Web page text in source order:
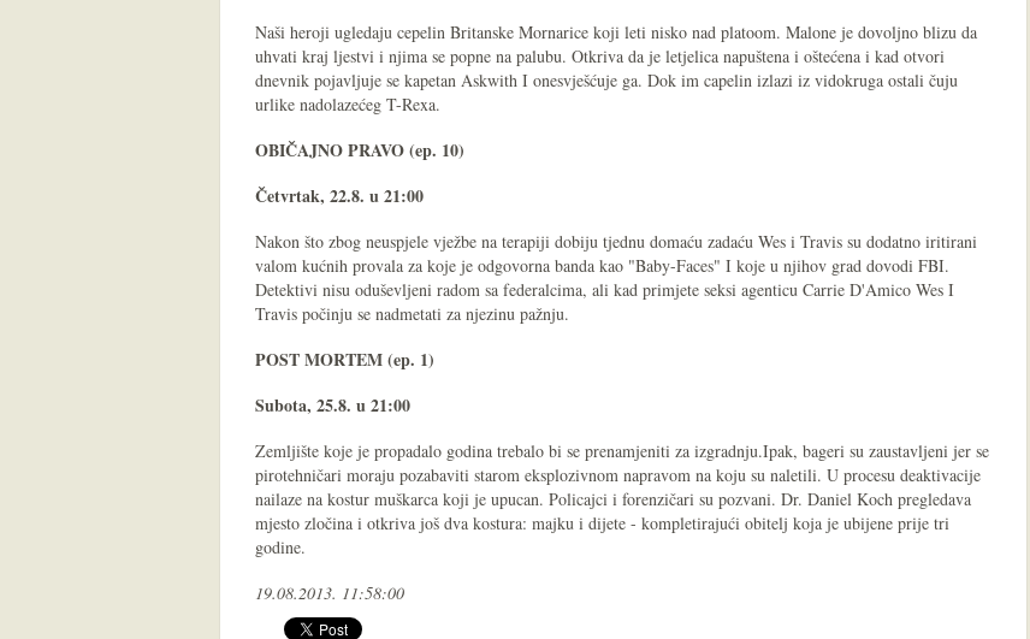
Naši heroji ugledaju cepelin Britanske Mornarice koji leti nisko nad platoom. Malone je dovoljno blizu da
uhvati kraj ljestvi i njima se popne na palubu. Otkriva da je letjelica napuštena i oštećena i kad otvori
dnevnik pojavljuje se kapetan Askwith I onesvješćuje ga. Dok im capelin izlazi iz vidokruga ostali čuju
urlike nadolazećeg T-Rexa.
OBIČAJNO PRAVO (ep. 10)
Četvrtak, 22.8. u 21:00
Nakon što zbog neuspjele vježbe na terapiji dobiju tjednu domaću zadaću Wes i Travis su dodatno iritirani
valom kućnih provala za koje je odgovorna banda kao "Baby-Faces" I koje u njihov grad dovodi FBI.
Detektivi nisu oduševljeni radom sa federalcima, ali kad primjete seksi agenticu Carrie D'Amico Wes I
Travis počinju se nadmetati za njezinu pažnju.
POST MORTEM (ep. 1)
Subota, 25.8. u 21:00
Zemljište koje je propadalo godina trebalo bi se prenamjeniti za izgradnju.Ipak, bageri su zaustavljeni jer se
pirotehničari moraju pozabaviti starom eksplozivnom napravom na koju su naletili. U procesu deaktivacije
nailaze na kostur muškarca koji je upucan. Policajci i forenzičari su pozvani. Dr. Daniel Koch pregledava
mjesto zločina i otkriva još dva kostura: majku i dijete - kompletirajući obitelj koja je ubijene prije tri
godine.
19.08.2013. 11:58:00